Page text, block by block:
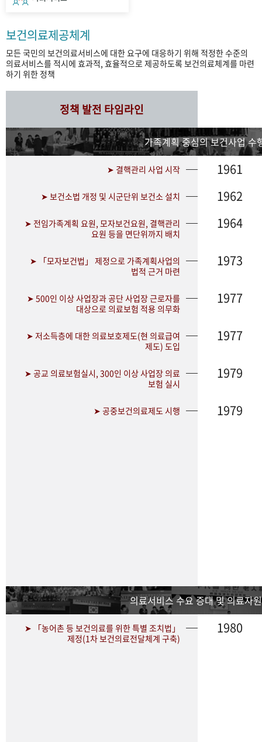
보건의료제공체계
모든 국민의 보건의료서비스에 대한 요구에 대응하기 위해 적정한 수준의
의료서비스를 적시에 효과적, 효율적으로 제공하도록 보건의료체계를 마련
하기 위한 정책
정책 발전 타임라인
가족계획 중심의 보건사업 수
➤ 결핵관리 사업 시작 1961
➤ 보건소법 개정 및 시군단위 보건소 설치 1962
➤ 전임가족계획 요원, 모자보건요원, 결핵관리
요원 등을 면단위까지 배치
1964
➤ 「모자보건법」 제정으로 가족계획사업의
법적 근거 마련
1973
➤ 500인 이상 사업장과 공단 사업장 근로자를
대상으로 의료보험 적용 의무화
1977
➤ 저소득층에 대한 의료보호제도(현 의료급여
제도) 도입
1977
➤ 공교 의료보험실시, 300인 이상 사업장 의료
보험 실시
1979
➤ 공중보건의료제도 시행 1979
의료서비스 수요 증대 및 의료자
➤ 「농어촌 등 보건의료를 위한 특별 조치법」
제정(1차 보건의료전달체계 구축)
1980